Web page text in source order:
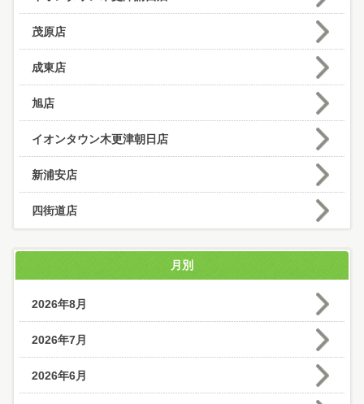
茂原店
成東店
旭店
イオンタウン木更津朝日店
新浦安店
四街道店
月別
2026年8月
2026年7月
2026年6月